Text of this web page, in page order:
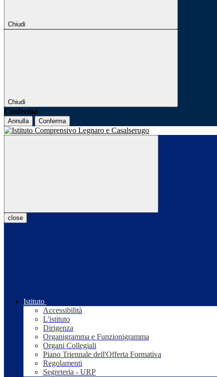
Chiudi
Chiudi
Conferma
Annulla Conferma
close
Istituto
Accessibilità
L'istituto
Dirigenza
Organigramma e Funzionigramma
Organi Collegiali
Piano Triennale dell'Offerta Formativa
Regolamenti
Segreteria - URP